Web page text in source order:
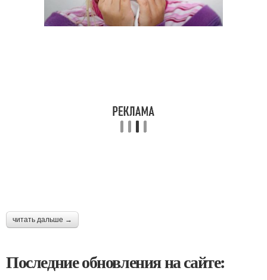
читать дальше →
Последние обновления на сайте: